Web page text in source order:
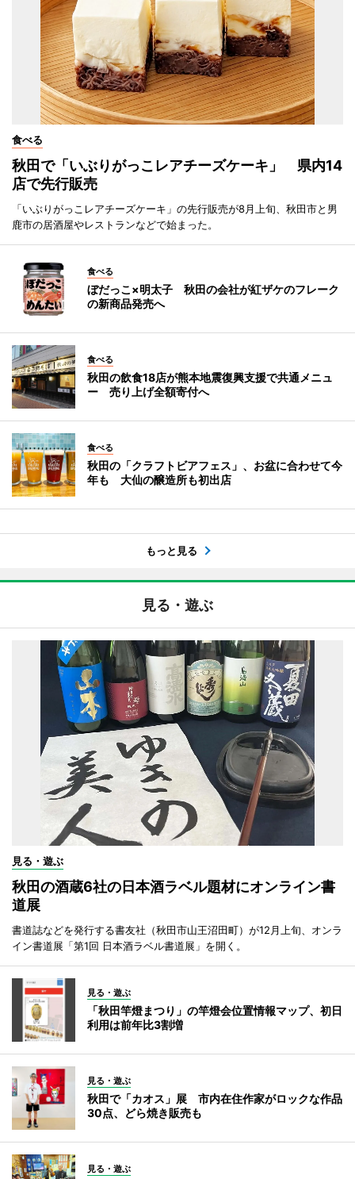
食べる
秋田で「いぶりがっこレアチーズケーキ」 県内14
店で先行販売
「いぶりがっこレアチーズケーキ」の先行販売が8月上旬、秋田市と男
鹿市の居酒屋やレストランなどで始まった。
食べる
ぼだっこ×明太子 秋田の会社が紅ザケのフレーク
の新商品発売へ
食べる
秋田の飲食18店が熊本地震復興支援で共通メニュ
ー 売り上げ全額寄付へ
食べる
秋田の「クラフトビアフェス」、お盆に合わせて今
年も 大仙の醸造所も初出店
もっと見る
見る・遊ぶ
見る・遊ぶ
秋田の酒蔵6社の日本酒ラベル題材にオンライン書
道展
書道誌などを発行する書友社（秋田市山王沼田町）が12月上旬、オンラ
イン書道展「第1回 日本酒ラベル書道展」を開く。
見る・遊ぶ
「秋田竿燈まつり」の竿燈会位置情報マップ、初日
利用は前年比3割増
見る・遊ぶ
秋田で「カオス」展 市内在住作家がロックな作品
30点、どら焼き販売も
見る・遊ぶ